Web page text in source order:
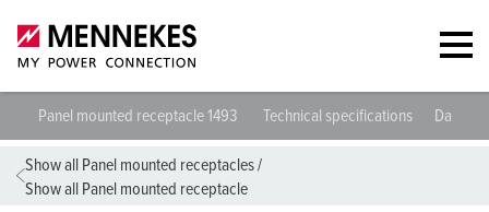
Panel mounted receptacle 1493 Technical specifications
Show all Panel mounted receptacles/
Show all Panel mounted receptacle